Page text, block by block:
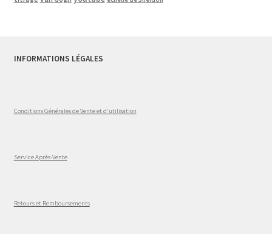
INFORMATIONS LÉGALES
Conditions Générales de Vente et d'utilisation
Service Après-Vente
Retours et Remboursements